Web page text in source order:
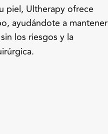
piel, Ultherapy ofrece
ayudándote a mantener
los riesgos y la